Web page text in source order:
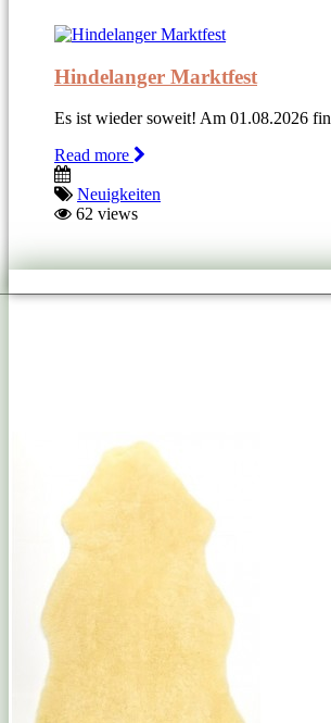
Hindelanger Marktfest
Es ist wieder soweit! Am 01.08.2026
Read more
Neuigkeiten
62 views